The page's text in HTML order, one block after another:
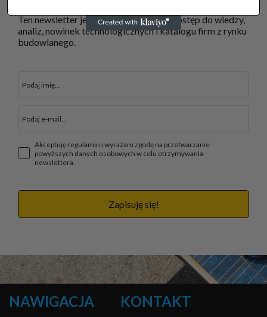
Ten newsletter jest dla Ciebie! Zyskaj dostęp do wiedzy,
analiz, nowinek technologicznych i katalogu firm z rynku
budowlanego.
Akceptuję regulamin i wyrażam zgodę na przetwarzanie
powyższych danych osobowych w celu otrzymywania
newslettera.
Zapisuję się!
NAWIGACJA KONTAKT